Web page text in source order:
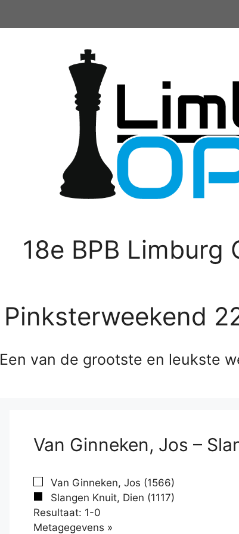
18e BPB Limburg
Pinksterweekend
Een van de grootste en leukste
Van Ginneken, Jos –
Van Ginneken, Jos (1566)
Slangen Knuit, Dien (1117)
Resultaat: 1-0
Metagegevens »